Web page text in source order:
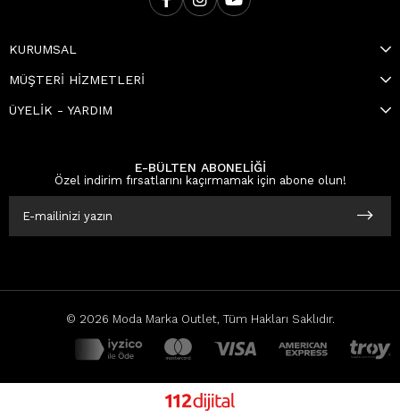
KURUMSAL
MÜŞTERİ HİZMETLERİ
ÜYELİK - YARDIM
E-BÜLTEN ABONELİĞİ
Özel indirim fırsatlarını kaçırmamak için abone olun!
© 2026 Moda Marka Outlet, Tüm Hakları Saklıdır.